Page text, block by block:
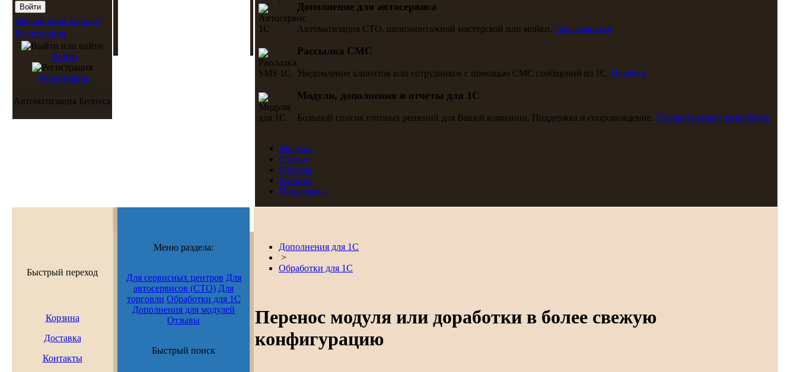
Забыли свой пароль?
Регистрация
Войти
Регистрация
Автоматизация Бизнеса
Дополнение для автосервиса
Автоматизация СТО, шиномонтажной мастерской или мойки. Ознакомиться
Рассылка СМС
Уведомление клиентов или сотрудников с помощью СМС сообщений из 1С. Перейти
Модули, дополнения и отчеты для 1С
Большой список готовых решений для Вашей компании. Поддержка и сопровождение. Полный каталог разработок
Модули
Статьи
Отзывы
Кабинет
Поддержка
Быстрый переход
Корзина
Доставка
Контакты
Меню раздела:
Для сервисных центров Для
автосервисов (СТО) Для
торговли Обработки для 1С
Дополнения для модулей
Отзывы
Быстрый поиск
Дополнения для 1С
>
Обработки для 1С
Перенос модуля или доработки в более свежую
конфигурацию